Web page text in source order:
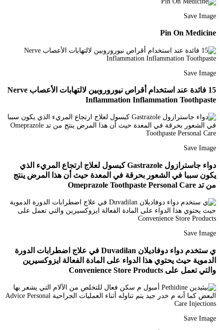
Save Image
Pin On Medicine
Save Image
15 فائدة عند استخدام أقراص نيوروروبين لالتهابات الأعصاب Nerve
Inflammation Inflammation Toothpaste
Save Image
دواء جاسترازول Gastrazole كبسول لعلاج ارتجاع المريء الذي
يكون سببا في الشعور بحرقة في المعدة حيث أن هذا المرض ينتج
من تد Omeprazole Toothpaste Personal Care
Save Image
ي ستخدم دواء دوفاديلان Duvadilan في علاج اضطرابات الدورة
الدموية حيث يحتوي هذا الدواء على المادة الفعالة ايزوكسيرين
والتي تعمل على Convenience Store Products
Save Image